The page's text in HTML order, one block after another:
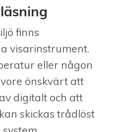
finns
visarinstrument.
eller någon
önskvärt att
digitalt och att
skickas trådlöst